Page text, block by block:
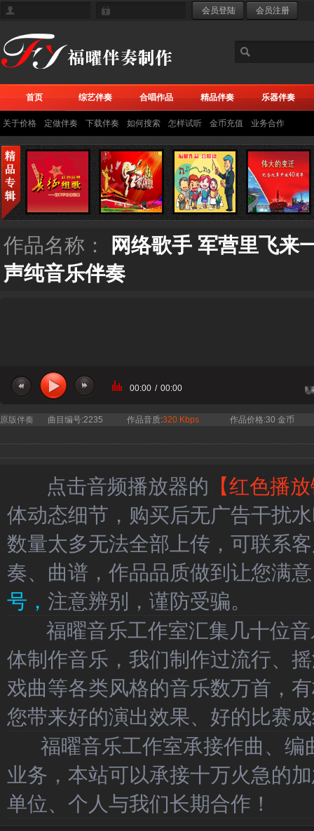
首页 综艺伴奏 合唱作品 精品伴奏 乐器伴奏
关于价格 定做伴奏 下载伴奏 如何搜索 怎样试听 金币充值 业务合作
作品名称：
网络歌手 军营里飞来
声纯音乐伴奏
当前曲目：网络歌手 军营里飞
00:00 / 00:00
原版伴奏 曲目编号:2235 作品音质:320 Kbps 作品价格:30 金币
点击音频播放器的 【红色播
体动态细节，购买后无广告干扰
数量太多无法全部上传，可联系
奏、曲谱，作品品质做到让您满
号， 注意辨别，谨防受骗。
福曜音乐工作室汇集几十位音
体制作音乐，我们制作过流行、
戏曲等各类风格的音乐数万首，
您带来好的演出效果、好的比赛
福曜音乐工作室承接作曲、编
业务，本站可以承接十万火急的
单位、个人与我们长期合作！